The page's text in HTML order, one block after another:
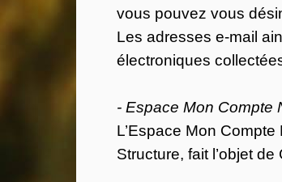
vous pouvez vous
Les adresses e-mail
électroniques
- Espace Mon Compte
L’Espace Mon
Structure, fait l’objet